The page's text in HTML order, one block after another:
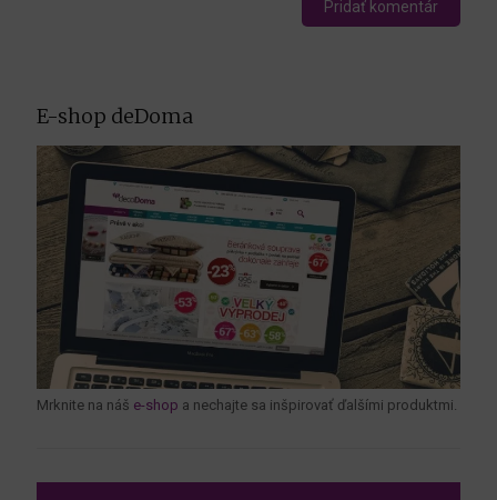
E-shop deDoma
Mrknite na náš e-shop a nechajte sa inšpirovať ďalšími produktmi.